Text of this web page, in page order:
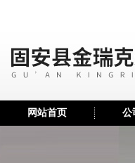
网站首页 公